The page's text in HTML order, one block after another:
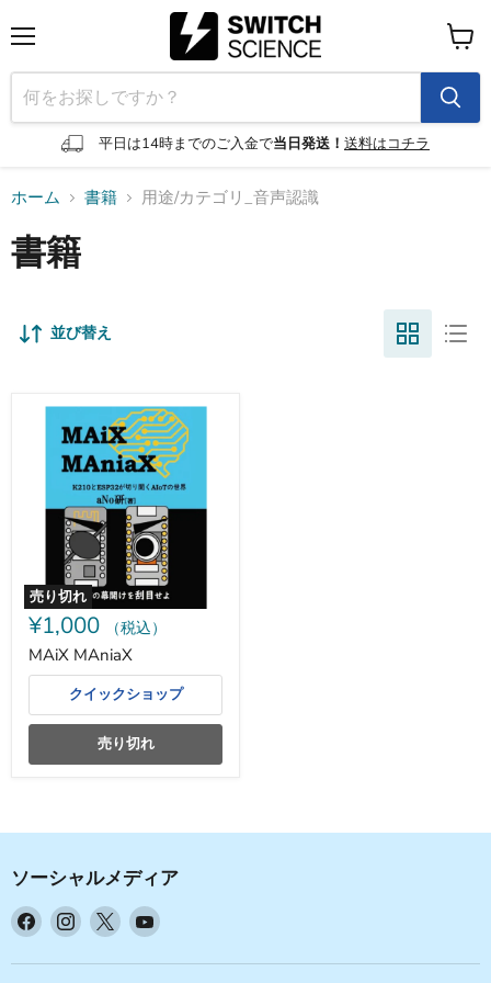
ニ
ュ
ー
平日は14時までのご入金で当日発送！ 送料はコチラ
カ
ー
ト
を
見
ホーム 書籍 用途/カテゴリ_音声認識
書籍
並び替え
売り切れ
MAiX
MAniaX
¥1,000
（税込）
MAiX MAniaX
クイックショップ
売り切れ
ソーシャルメディア
Facebook
見
Instagram
見
X
見
YouTube
見